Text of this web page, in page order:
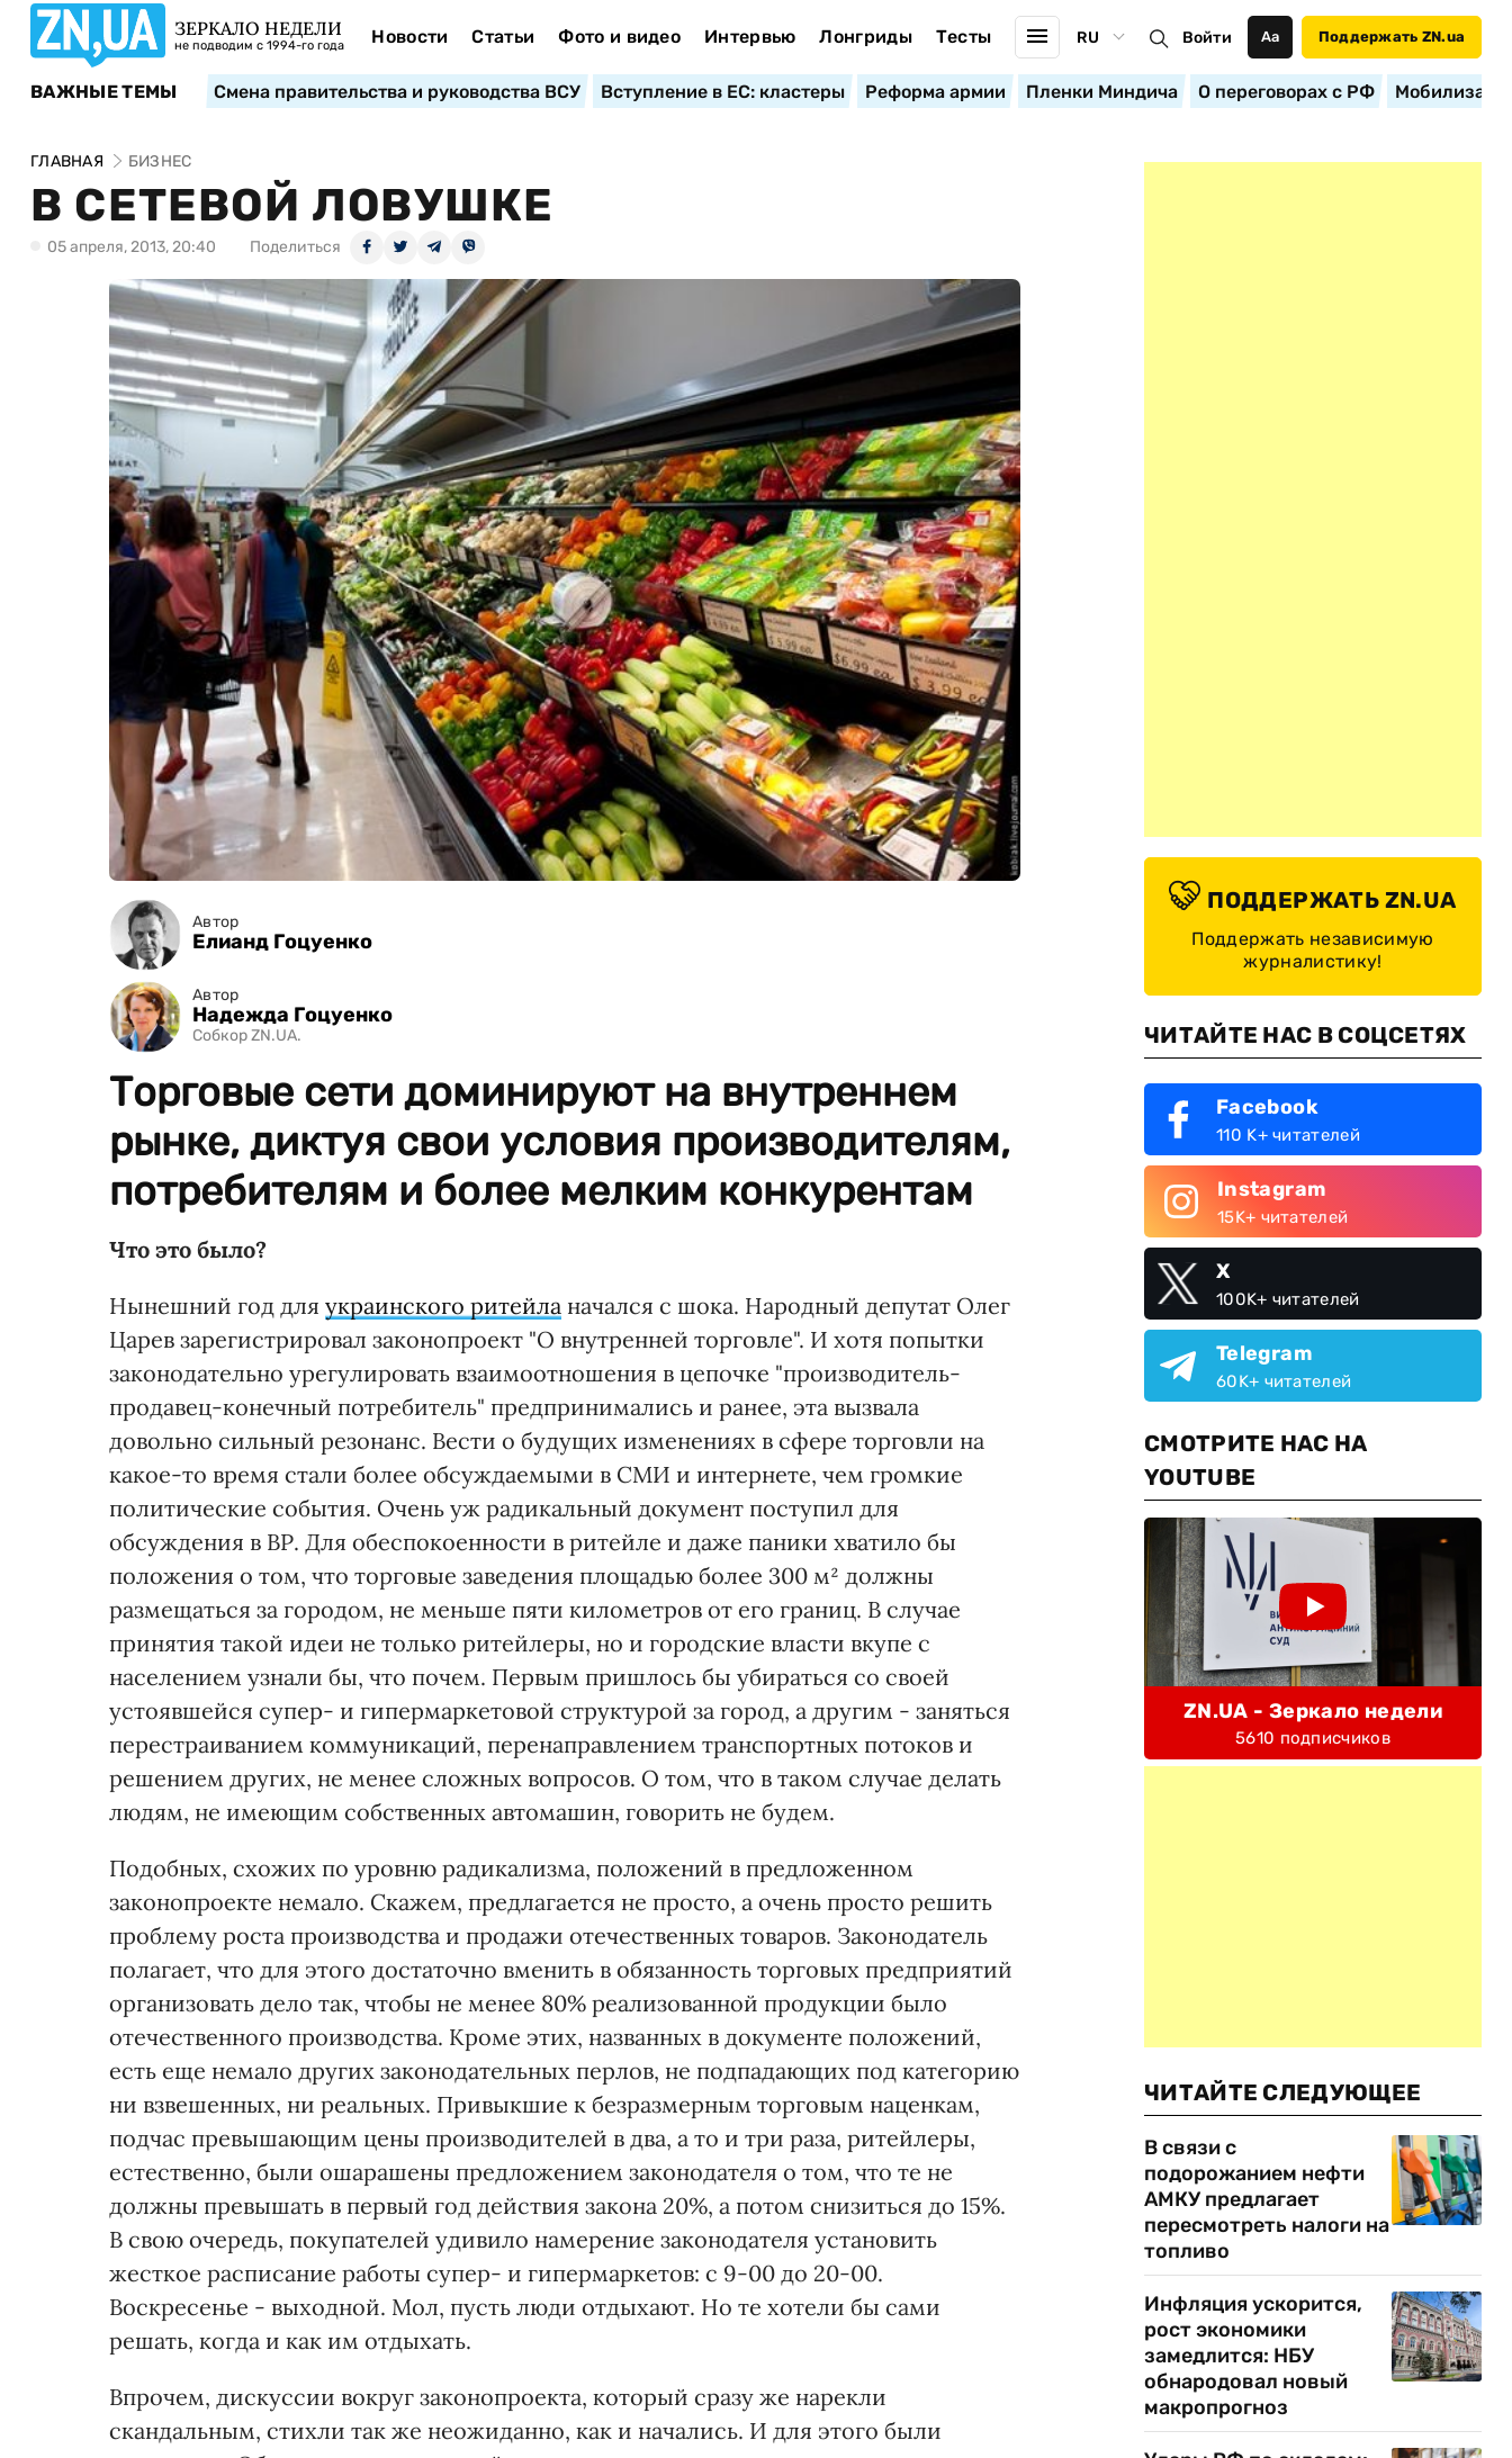
ЗЕРКАЛО НЕДЕЛИ
не подводим с 1994-го года Новости Статьи Фото и видео Интервью Лонгриды Тесты RU Войти Аа Поддержать ZN.ua
ВАЖНЫЕ ТЕМЫ Смена правительства и руководства ВСУ Вступление в ЕС: кластеры Реформа армии Пленки Миндича О переговорах с РФ
ГЛАВНАЯ БИЗНЕС
В СЕТЕВОЙ ЛОВУШКЕ
05 апреля, 2013, 20:40 Поделиться
Автор
Елианд Гоцуенко
Автор
Надежда Гоцуенко
Собкор ZN.UA.
Торговые сети доминируют на внутреннем
рынке, диктуя свои условия производителям,
потребителям и более мелким конкурентам
Что это было?
Нынешний год для украинского ритейла начался с шока. Народный депутат Олег
Царев зарегистрировал законопроект "О внутренней торговле". И хотя попытки
законодательно урегулировать взаимоотношения в цепочке "производитель-
продавец-конечный потребитель" предпринимались и ранее, эта вызвала
довольно сильный резонанс. Вести о будущих изменениях в сфере торговли на
какое-то время стали более обсуждаемыми в СМИ и интернете, чем громкие
политические события. Очень уж радикальный документ поступил для
обсуждения в ВР. Для обеспокоенности в ритейле и даже паники хватило бы
положения о том, что торговые заведения площадью более 300 м² должны
размещаться за городом, не меньше пяти километров от его границ. В случае
принятия такой идеи не только ритейлеры, но и городские власти вкупе с
населением узнали бы, что почем. Первым пришлось бы убираться со своей
устоявшейся супер- и гипермаркетовой структурой за город, а другим - заняться
перестраиванием коммуникаций, перенаправлением транспортных потоков и
решением других, не менее сложных вопросов. О том, что в таком случае делать
людям, не имеющим собственных автомашин, говорить не будем.
Подобных, схожих по уровню радикализма, положений в предложенном
законопроекте немало. Скажем, предлагается не просто, а очень просто решить
проблему роста производства и продажи отечественных товаров. Законодатель
полагает, что для этого достаточно вменить в обязанность торговых предприятий
организовать дело так, чтобы не менее 80% реализованной продукции было
отечественного производства. Кроме этих, названных в документе положений,
есть еще немало других законодательных перлов, не подпадающих под категорию
ни взвешенных, ни реальных. Привыкшие к безразмерным торговым наценкам,
подчас превышающим цены производителей в два, а то и три раза, ритейлеры,
естественно, были ошарашены предложением законодателя о том, что те не
должны превышать в первый год действия закона 20%, а потом снизиться до 15%.
В свою очередь, покупателей удивило намерение законодателя установить
жесткое расписание работы супер- и гипермаркетов: с 9-00 до 20-00.
Воскресенье - выходной. Мол, пусть люди отдыхают. Но те хотели бы сами
решать, когда и как им отдыхать.
Впрочем, дискуссии вокруг законопроекта, который сразу же нарекли
скандальным, стихли так же неожиданно, как и начались. И для этого были
ПОДДЕРЖАТЬ ZN.UA
Поддержать независимую
журналистику!
ЧИТАЙТЕ НАС В СОЦСЕТЯХ
Facebook
110 K+ читателей
Instagram
15K+ читателей
X
100K+ читателей
Telegram
60K+ читателей
СМОТРИТЕ НАС НА
YOUTUBE
ZN.UA - Зеркало недели
5610 подписчиков
ЧИТАЙТЕ СЛЕДУЮЩЕЕ
В связи с
подорожанием нефти
АМКУ предлагает
пересмотреть налоги на
топливо
Инфляция ускорится,
рост экономики
замедлится: НБУ
обнародовал новый
макропрогноз